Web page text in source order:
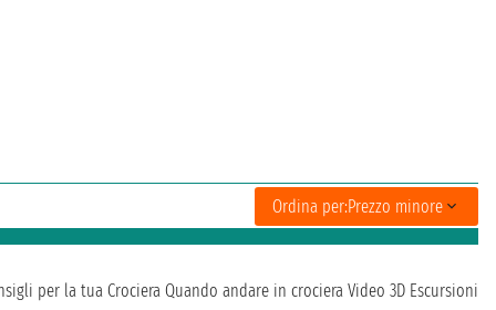
Ordina per:Prezzo minore
per la tua Crociera Quando andare in crociera Video 3D Escursioni